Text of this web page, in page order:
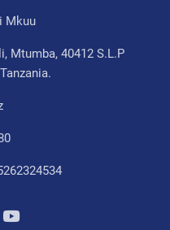
Mkuu
Mtumba, 40412 S.L.P